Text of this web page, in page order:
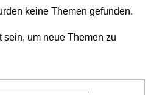
keine Themen gefunden.
sein, um neue Themen zu